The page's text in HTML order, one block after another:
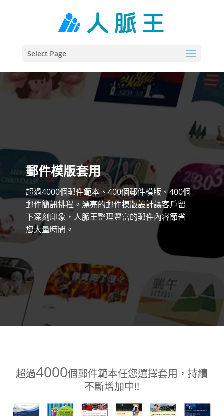
Select Page
郵件模版套用
超過4000個郵件範本、400個郵件模版、400個
郵件簡訊排程。漂亮的郵件模版設計讓客戶留
下深刻印象，人脈王整理豐富的郵件內容節省
您大量時間。
超過4000個郵件範本任您選擇套用，持續
不斷增加中!!